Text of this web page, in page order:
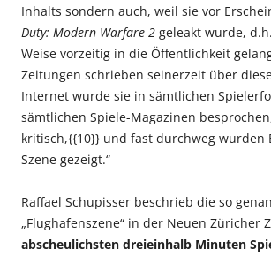
Inhalts sondern auch, weil sie vor
Duty: Modern Warfare 2 geleakt wurde,
Weise vorzeitig in die Öffentlichkeit
Zeitungen schrieben seinerzeit über
Internet wurde sie in sämtlichen
sämtlichen Spiele-Magazinen
kritisch,{{10}} und fast durchweg wurden
Szene gezeigt.“
Raffael Schupisser beschrieb die so
„Flughafenszene“ in der Neuen Züricher
abscheulichsten dreieinhalb Minuten